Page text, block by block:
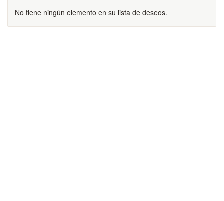
No tiene ningún elemento en su lista de deseos.